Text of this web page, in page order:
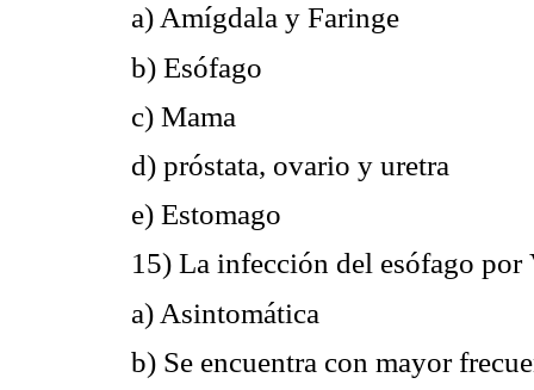
a) Amígdala y Faringe
b) Esófago
c) Mama
d) próstata, ovario y uretra
e) Estomago
15) La infección del esófago por
a) Asintomática
b) Se encuentra con mayor